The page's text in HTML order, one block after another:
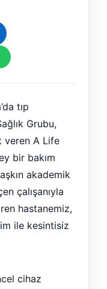
tıp
Grubu,
veren A Life
bir bakım
akademik
çalışanıyla
hastanemiz,
ile kesintisiz
cihaz